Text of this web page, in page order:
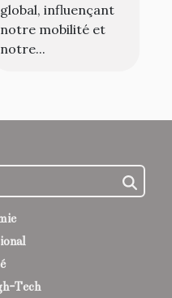
global, influençant
notre mobilité et
notre...
Tech